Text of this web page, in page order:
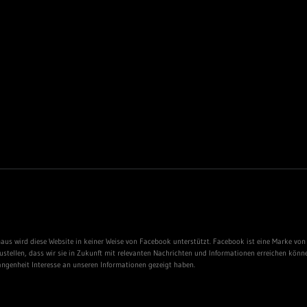
wird diese Website in keiner Weise von Facebook unterstützt. Facebook ist eine Marke
dass wir sie in Zukunft mit relevanten Nachrichten und Informationen erreichen
Interesse an unseren Informationen gezeigt haben.